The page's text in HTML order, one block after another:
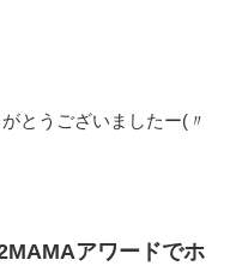
とうございましたー(〃
アワードでホ